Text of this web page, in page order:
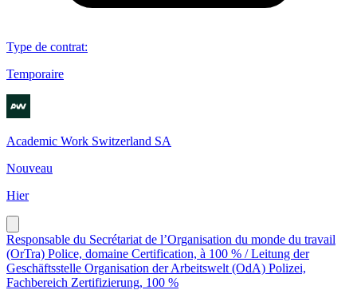
Type de contrat:
Temporaire
Academic Work Switzerland SA
Nouveau
Hier
Responsable du Secrétariat de l’Organisation du monde du travail
(OrTra) Police, domaine Certification, à 100 % / Leitung der
Geschäftsstelle Organisation der Arbeitswelt (OdA) Polizei,
Fachbereich Zertifizierung, 100 %